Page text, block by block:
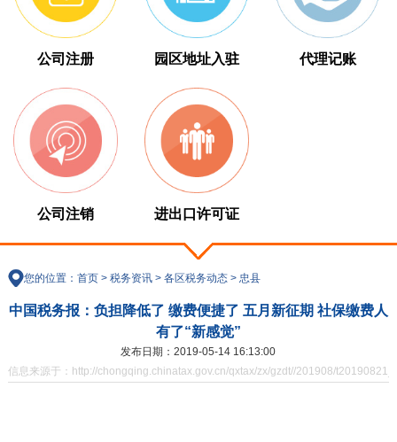
公司注册 园区地址入驻 代理记账
公司注销 进出口许可证
您的位置： 首页> 税务资讯> 各区税务动态> 忠县
中国税务报：负担降低了 缴费便捷了 五月新征期 社保缴费人
有了“新感觉”
发布日期：2019-05-14 16:13:00
信息来源于：http://chongqing.chinatax.gov.cn/qxtax/zx/gzdt//201908/